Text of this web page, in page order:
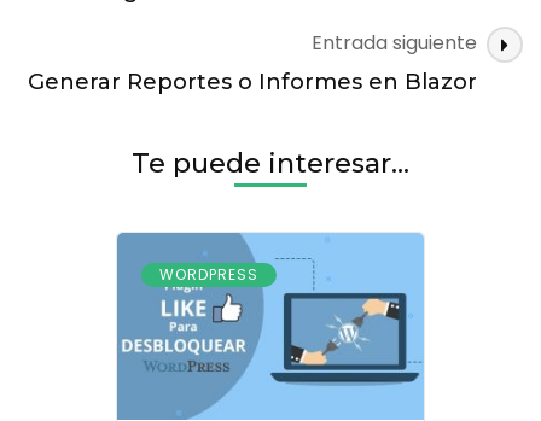
para
tu
Entrada siguiente
Generar Reportes o Informes en Blazor
Te puede interesar...
WORDPRESS